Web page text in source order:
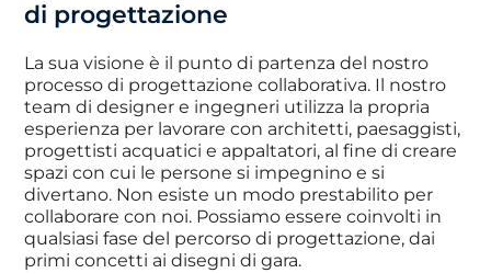
di progettazione
La sua visione è il punto di partenza del nostro
processo di progettazione collaborativa. Il nostro
team di designer e ingegneri utilizza la propria
esperienza per lavorare con architetti, paesaggisti,
progettisti acquatici e appaltatori, al fine di creare
spazi con cui le persone si impegnino e si
divertano. Non esiste un modo prestabilito per
collaborare con noi. Possiamo essere coinvolti in
qualsiasi fase del percorso di progettazione, dai
primi concetti ai disegni di gara.